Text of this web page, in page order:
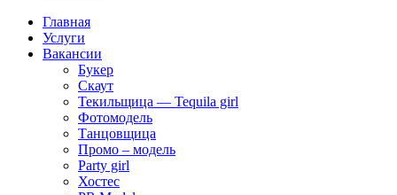
Главная
Услуги
Вакансии
Букер
Скаут
Текильщица — Tequila girl
Фотомодель
Танцовщица
Промо – модель
Party girl
Хостес